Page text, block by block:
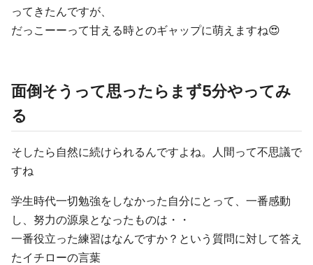
ってきたんですが、
だっこーーって甘える時とのギャップに萌えますね😍
面倒そうって思ったらまず5分やってみ
る
そしたら自然に続けられるんですよね。人間って不思議で
すね
学生時代一切勉強をしなかった自分にとって、一番感動
し、努力の源泉となったものは・・
一番役立った練習はなんですか？という質問に対して答え
たイチローの言葉